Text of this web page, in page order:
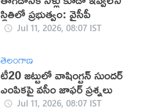
స్థితిలో ప్రభుత్వం: వైసీపీ
Jul 11, 2026, 08:07 IST
తెలంగాణ
టీ20 జట్టులో వాషింగ్టన్ సుందర్
ఎంపికపై వసీం జాఫర్ ప్రశ్నలు
Jul 11, 2026, 08:07 IST